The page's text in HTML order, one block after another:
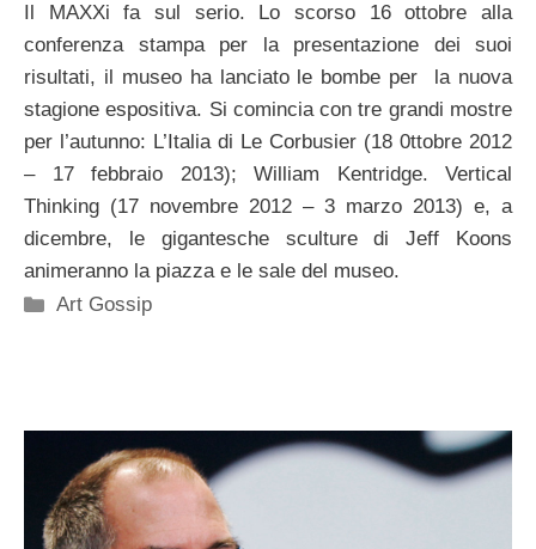
Il MAXXi fa sul serio. Lo scorso 16 ottobre alla
conferenza stampa per la presentazione dei suoi
risultati, il museo ha lanciato le bombe per la nuova
stagione espositiva. Si comincia con tre grandi mostre
per l’autunno: L’Italia di Le Corbusier (18 0ttobre 2012
– 17 febbraio 2013); William Kentridge. Vertical
Thinking (17 novembre 2012 – 3 marzo 2013) e, a
dicembre, le gigantesche sculture di Jeff Koons
animeranno la piazza e le sale del museo.
Categorie
Art Gossip